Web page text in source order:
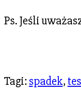
Ps. Jeśli
Tagi: spadek,